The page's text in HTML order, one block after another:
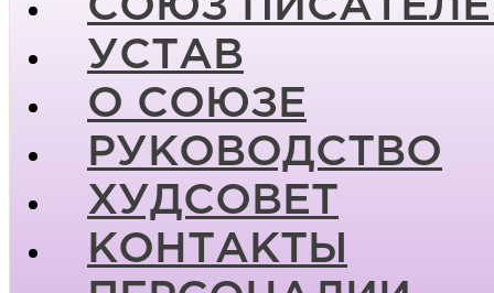
УСТАВ
О СОЮЗЕ
РУКОВОДСТВО
ХУДСОВЕТ
КОНТАКТЫ